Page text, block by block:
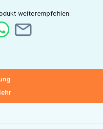
weiterempfehlen: